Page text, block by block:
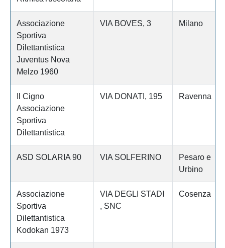
Associazione
Sportiva
Dilettantistica
Juventus Nova
Melzo 1960
VIA BOVES, 3 Milano
Il Cigno
Associazione
Sportiva
Dilettantistica
VIA DONATI, 195 Ravenna
ASD SOLARIA 90 VIA SOLFERINO
Pesaro e
Urbino
Associazione
Sportiva
Dilettantistica
Kodokan 1973
VIA DEGLI STADI
, SNC
Cosenza